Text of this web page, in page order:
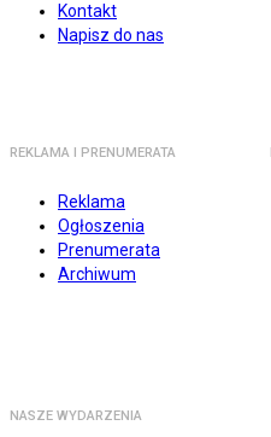
Kontakt
Napisz do nas
REKLAMA I PRENUMERATA
Reklama
Ogłoszenia
Prenumerata
Archiwum
NASZE WYDARZENIA